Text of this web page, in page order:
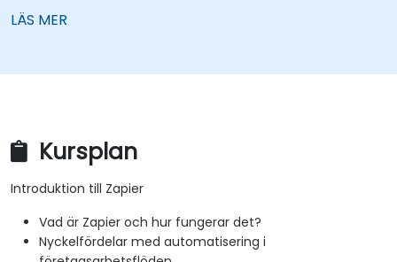
LÄS MER
Kursplan
Introduktion till Zapier
Vad är Zapier och hur fungerar det?
Nyckelfördelar med automatisering i